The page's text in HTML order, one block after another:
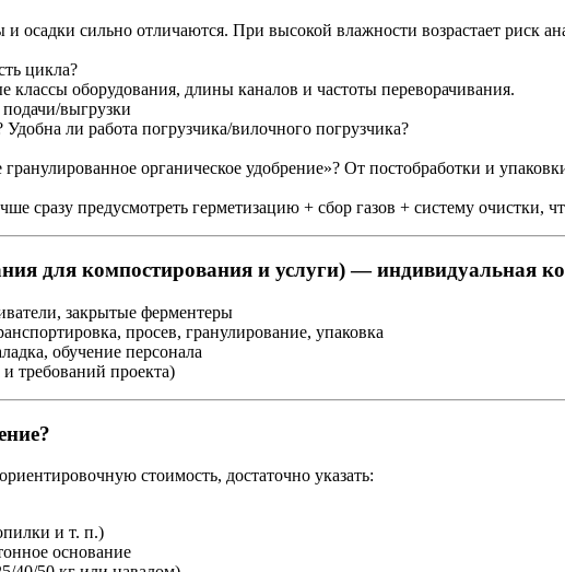
осадки сильно отличаются. При высокой влажности возрастает риск
цикла?
оборудования, длины каналов и частоты переворачивания.
выгрузки
ли работа погрузчика/вилочного погрузчика?
органическое удобрение»? От постобработки и
сразу предусмотреть герметизацию + сбор газов + систему очистки,
для компостирования и услуги) — индивидуальная
закрытые ферментеры
просев, гранулирование, упаковка
обучение персонала
требований проекта)
стоимость, достаточно указать:
и т. п.)
основание